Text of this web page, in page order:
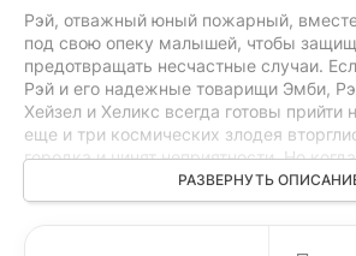
Рэй, отважный юный пожарный,
под свою опеку малышей, чтобы
предотвращать несчастные случаи.
Рэй и его надежные товарищи Эмби,
Хейзел и Хеликс всегда готовы прийти
еще и три космических злодея
городка и чинят неприятности. Но
Рэй и пожарный патруль, то все будет
Очаровательные герои, эффектная
РАЗВЕРНУТЬ